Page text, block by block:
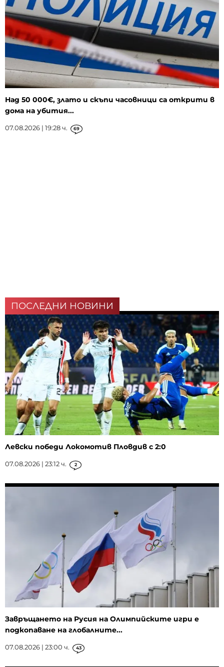
Над 50 000€, злато и скъпи часовници са открити в
дома на убития...
07.08.2026 | 19:28 ч. 69
ПОСЛЕДНИ НОВИНИ
Левски победи Локомотив Пловдив с 2:0
07.08.2026 | 23:12 ч. 2
Завръщането на Русия на Олимпийските игри е
подкопаване на глобалните...
07.08.2026 | 23:00 ч. 43